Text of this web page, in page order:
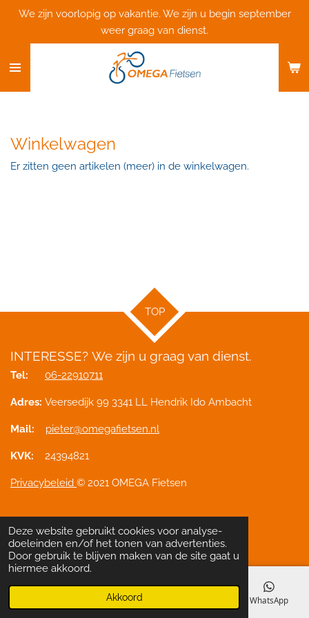
Deze website gebruikt cookies voor analyse-
doeleinden en/of het tonen van advertenties.
Door gebruik te blijven maken van de site gaat u
hiermee akkoord.
Akkoord
Ga
de
We zijn voorlopig op vakantie. We zijn u begin september
weer graag van dienst.
Winkelwagen
Er zitten geen artikelen (meer) in de winkelwagen.
TOP
INTERESSE? We zijn u graag van dienst.
Tel: 06-22910711
Adres: Veersedijk 99 3341 LL Hendrik Ido Ambacht
Mail: pieter@omegafietsen.nl
KVK: 24394821
Privacybeleid © 2021 OMEGA Fietsen
Delen Deel Share Pinnen Delen
Telefoonnummer WhatsApp